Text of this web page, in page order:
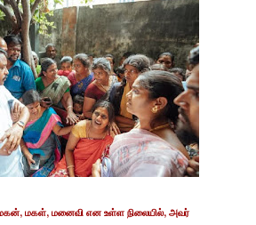
மகன், மகள், மனைவி என உள்ள நிலையில், அவர்